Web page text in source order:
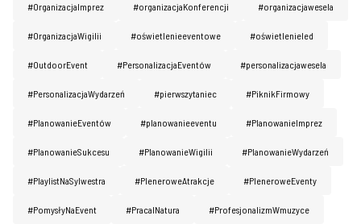
#OrganizacjaImprez #organizacjaKonferencji #organizacjawesela
#OrganizacjaWigilii #oświetlenieeventowe #oświetlenieled
#OutdoorEvent #PersonalizacjaEventów #personalizacjawesela
#PersonalizacjaWydarzeń #pierwszytaniec #PiknikFirmowy
#PlanowanieEventów #planowanieeventu #PlanowanieImprez
#PlanowanieSukcesu #PlanowanieWigilii #PlanowanieWydarzeń
#PlaylistNaSylwestra #PleneroweAtrakcje #PleneroweEventy
#PomysłyNaEvent #PracaINatura #ProfesjonalizmWmuzyce